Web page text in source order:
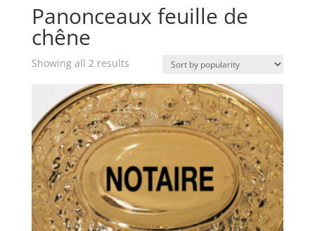
Panonceaux feuille de
chêne
Showing all 2 results